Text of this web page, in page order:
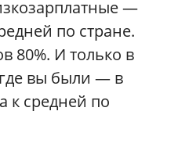
—
по стране.
80%. И только в
вы были — в
к средней по